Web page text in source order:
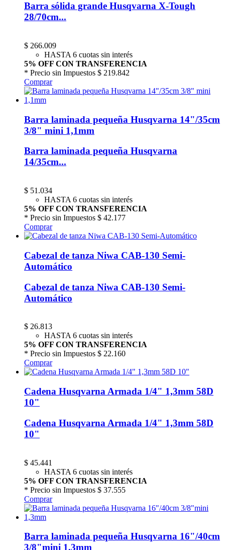
Barra sólida grande Husqvarna X-Tough
28/70cm...
$ 266.009
HASTA 6 cuotas sin interés
5% OFF CON TRANSFERENCIA
* Precio sin Impuestos $ 219.842
Comprar
Barra laminada pequeña Husqvarna 14"/35cm
3/8" mini 1,1mm
Barra laminada pequeña Husqvarna
14/35cm...
$ 51.034
HASTA 6 cuotas sin interés
5% OFF CON TRANSFERENCIA
* Precio sin Impuestos $ 42.177
Comprar
Cabezal de tanza Niwa CAB-130 Semi-
Automático
Cabezal de tanza Niwa CAB-130 Semi-
Automático
$ 26.813
HASTA 6 cuotas sin interés
5% OFF CON TRANSFERENCIA
* Precio sin Impuestos $ 22.160
Comprar
Cadena Husqvarna Armada 1/4" 1,3mm 58D
10"
Cadena Husqvarna Armada 1/4" 1,3mm 58D
10"
$ 45.441
HASTA 6 cuotas sin interés
5% OFF CON TRANSFERENCIA
* Precio sin Impuestos $ 37.555
Comprar
Barra laminada pequeña Husqvarna 16"/40cm
3/8"mini 1,3mm